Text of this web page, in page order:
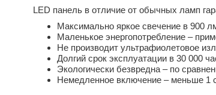
LED панель в отличие от обычных ламп
Максимально яркое свечение в 900
Маленькое энергопотребление –
Не производит ультрафиолетовое
Долгий срок эксплуатации в 30 000
Экологически безвредна – по
Немедленное включение – меньше 1